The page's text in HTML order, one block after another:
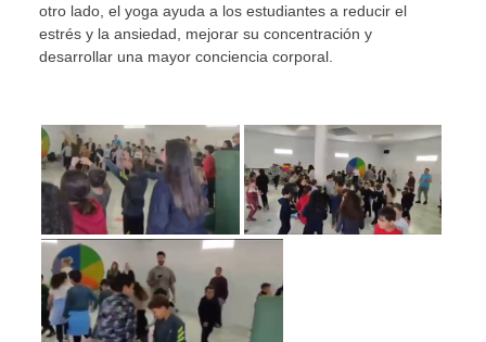
otro lado, el yoga ayuda a los estudiantes a reducir el
estrés y la ansiedad, mejorar su concentración y
desarrollar una mayor conciencia corporal.